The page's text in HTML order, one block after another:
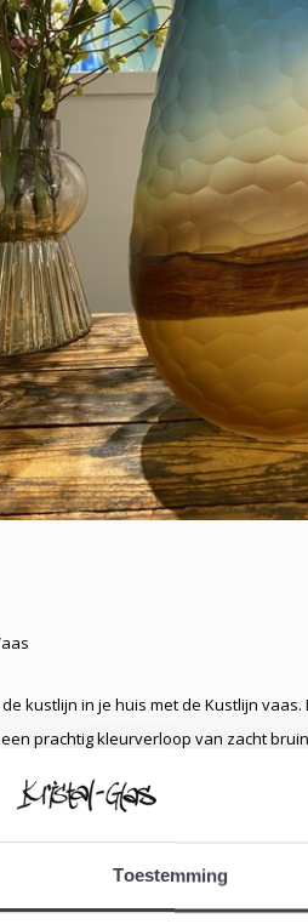
Toestemming
kustlijn in je huis met de Kustlijn
prachtig kleurverloop van zacht
voegt een verfijnde textuur toe,
het dynamische landschap van de
bruin- en aardetinten verwijzen naar